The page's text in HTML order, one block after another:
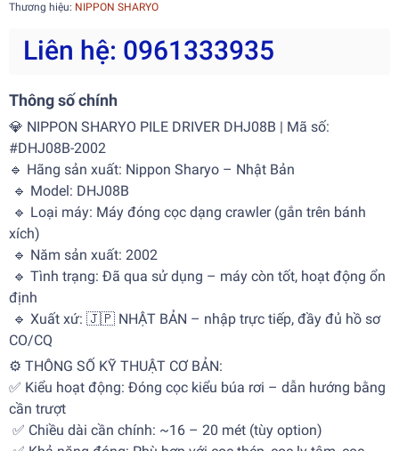
Thương hiệu: NIPPON SHARYO
Liên hệ: 0961333935
Thông số chính
💎 NIPPON SHARYO PILE DRIVER DHJ08B | Mã số:
#DHJ08B-2002
🔹 Hãng sản xuất: Nippon Sharyo – Nhật Bản
🔹 Model: DHJ08B
🔹 Loại máy: Máy đóng cọc dạng crawler (gắn trên bánh
xích)
🔹 Năm sản xuất: 2002
🔹 Tình trạng: Đã qua sử dụng – máy còn tốt, hoạt động ổn
định
🔹 Xuất xứ: 🇯🇵 NHẬT BẢN – nhập trực tiếp, đầy đủ hồ sơ
CO/CQ
⚙️ THÔNG SỐ KỸ THUẬT CƠ BẢN:
✅ Kiểu hoạt động: Đóng cọc kiểu búa rơi – dẫn hướng bằng
cần trượt
✅ Chiều dài cần chính: ~16 – 20 mét (tùy option)